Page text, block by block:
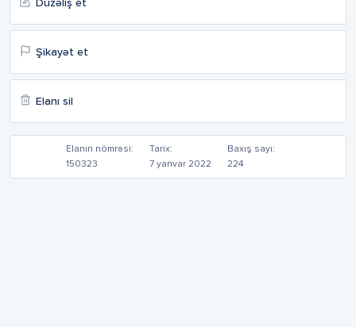
Düzəliş et
Şikayət et
Elanı sil
Elanın nömrəsi:
150323
Tarix:
7 yanvar 2022
Baxış sayı:
224